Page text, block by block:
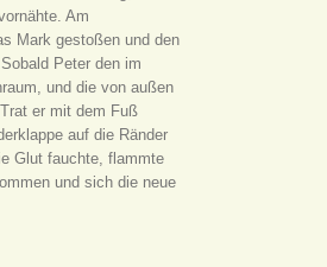
Am
Mark gestoßen und den
Peter den im
und die von außen
er mit dem Fuß
auf die Ränder
Glut fauchte, flammte
und sich die neue